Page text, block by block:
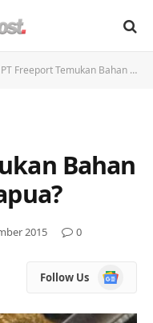
PT Freeport Temukan Bahan Baku Nuklir di Papua?
Bahan
2015 0
Follow Us
Google
News